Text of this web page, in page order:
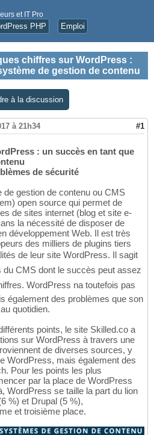
et IT Pro
PHP Emploi
chiffres sur WordPress :
de gestion de contenu
à la discussion
à 21h34 #1
: un succès en tant que
de sécurité
gestion de contenu ou CMS
open source qui permet de
de sites internet (blog et site e-
la nécessité de disposer de
développement Web. Il est très
des milliers de plugins tiers
de leur site WordPress. Il sagit
du CMS dont le succès peut assez
WordPress na toutefois pas
également des problèmes que son
quotidien.
points, le site Skilled.co a
sur WordPress à travers une
de diverses sources, y
WordPress, mais également des
Pour les points les plus
par la place de WordPress
WordPress se taille la part du lion
%) et Drupal (5 %),
et troisième place.